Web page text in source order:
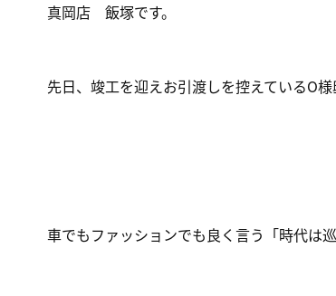
真岡店 飯塚です。
先日、竣工を迎えお引渡しを控えているO
車でもファッションでも良く言う「時代は